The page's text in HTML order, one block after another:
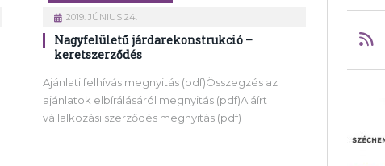
2019. JÚNIUS 24.
Nagyfelületű járdarekonstrukció –
keretszerződés
Ajánlati felhívás megnyitás (pdf)Összegzés az
ajánlatok elbírálásáról megnyitás (pdf)Aláírt
vállalkozási szerződés megnyitás (pdf)